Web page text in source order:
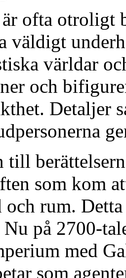
är ofta otroligt
väldigt
världar
och
Detaljer
till
som kom
och rum.
på 2700-
med
som